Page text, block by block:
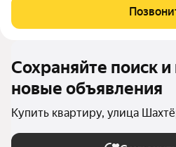
под реализацию своих идей и
ликвидную недвижимость
Сохраняйте поиск и
новые объявления
Купить квартиру, улица